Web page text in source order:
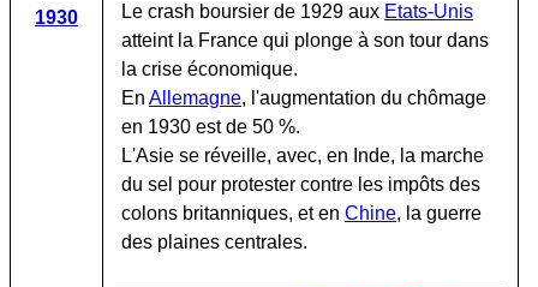
1930 Le crash boursier de 1929 aux Etats-Unis
atteint la France qui plonge à son tour dans
la crise économique.
En Allemagne, l'augmentation du chômage
en 1930 est de 50 %.
L'Asie se réveille, avec, en Inde, la marche
du sel pour protester contre les impôts des
colons britanniques, et en Chine, la guerre
des plaines centrales.